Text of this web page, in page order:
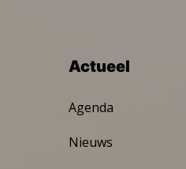
Actueel
Agenda
Nieuws